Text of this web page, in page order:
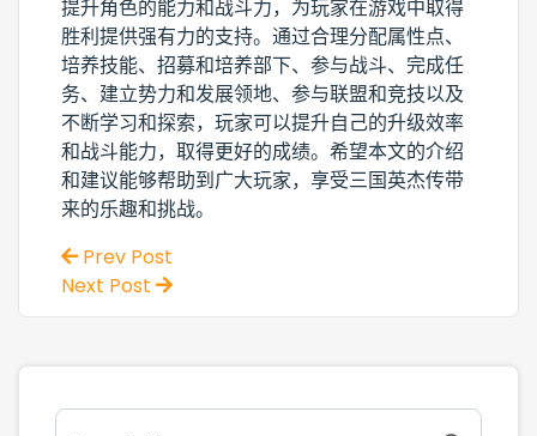
提升角色的能力和战斗力，为玩家在游戏中取得
胜利提供强有力的支持。通过合理分配属性点、
培养技能、招募和培养部下、参与战斗、完成任
务、建立势力和发展领地、参与联盟和竞技以及
不断学习和探索，玩家可以提升自己的升级效率
和战斗能力，取得更好的成绩。希望本文的介绍
和建议能够帮助到广大玩家，享受三国英杰传带
来的乐趣和挑战。
Prev Post
Next Post